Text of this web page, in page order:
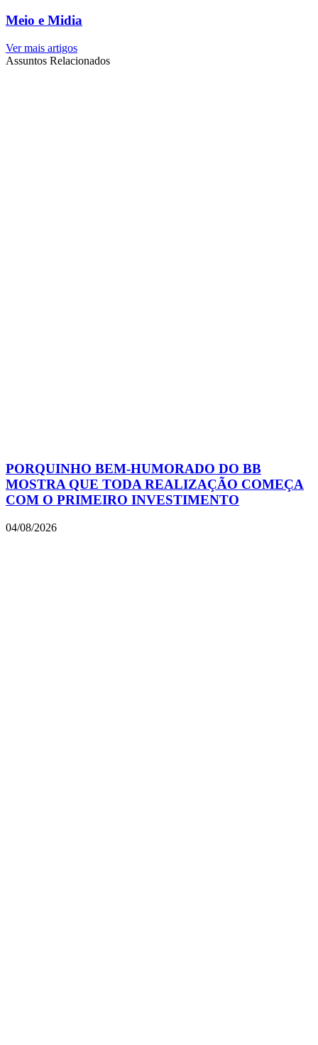
Meio e Midia
Ver mais artigos
Assuntos Relacionados
PORQUINHO BEM-HUMORADO DO BB
MOSTRA QUE TODA REALIZAÇÃO COMEÇA
COM O PRIMEIRO INVESTIMENTO
04/08/2026